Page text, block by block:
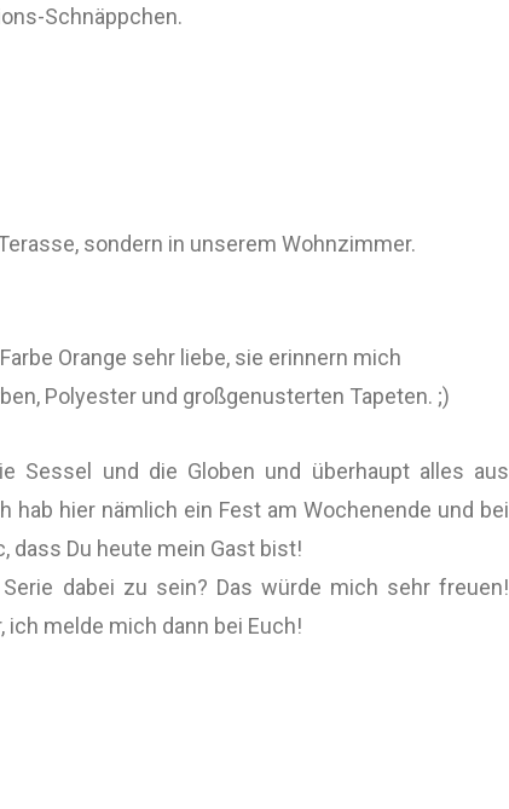
Schnäppchen.
sondern in unserem Wohnzimmer.
Orange sehr liebe, sie erinnern mich
Polyester und großgenusterten Tapeten. ;)
Sessel und die Globen und überhaupt alles aus
hab hier nämlich ein Fest am Wochenende und bei
dass Du heute mein Gast bist!
dabei zu sein? Das würde mich sehr freuen!
melde mich dann bei Euch!